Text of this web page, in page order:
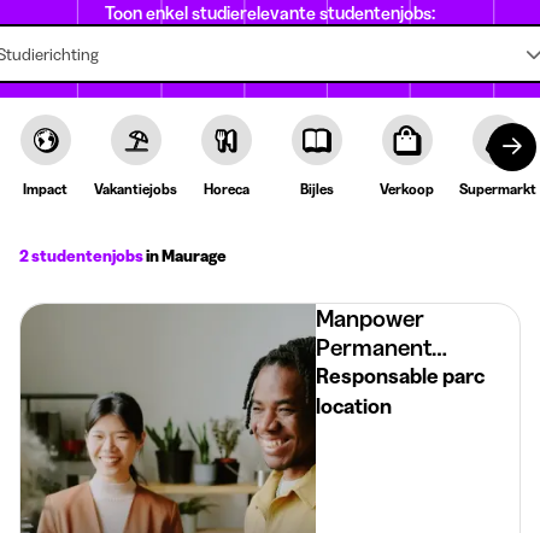
Toon enkel studierelevante studentenjobs:
Impact Vakantiejobs Horeca Bijles Verkoop Supermarkt
2 studentenjobsin Maurage
Manpower
Permanent
Placement
Responsable parc
location